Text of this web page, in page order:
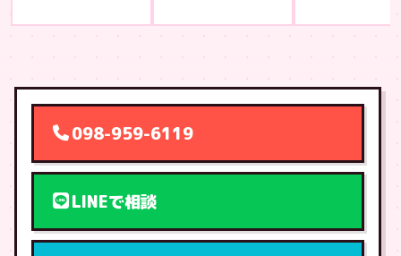
098-959-6119
LINEで相談